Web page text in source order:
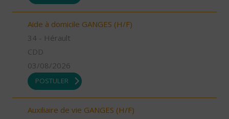
Aide à domicile GANGES (H/F)
34 - Hérault
CDD
03/08/2026
POSTULER
Auxiliaire de vie GANGES (H/F)